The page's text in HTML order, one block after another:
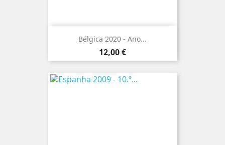
Bélgica 2020 - Ano...
Preço
12,00 €